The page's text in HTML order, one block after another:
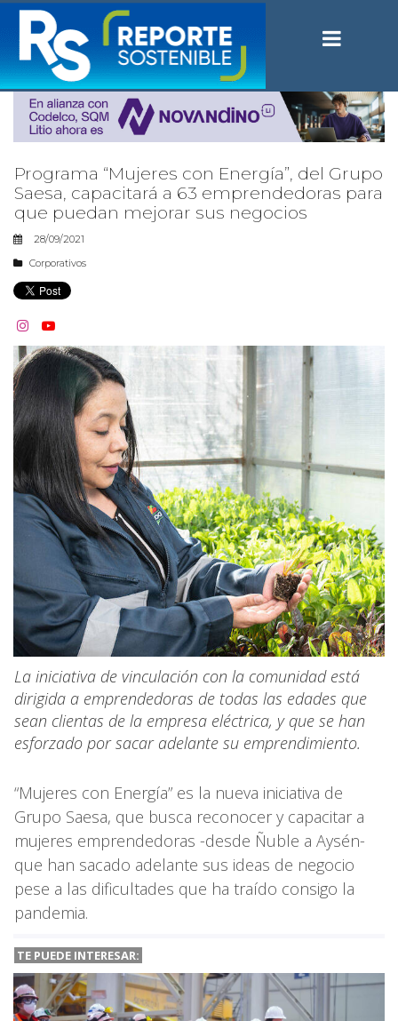
Programa “Mujeres con Energía”, del Grupo
Saesa, capacitará a 63 emprendedoras para
que puedan mejorar sus negocios
28/09/2021
Corporativos
 
La iniciativa de vinculación con la comunidad está
dirigida a emprendedoras de todas las edades que
sean clientas de la empresa eléctrica, y que se han
esforzado por sacar adelante su emprendimiento.
“Mujeres con Energía” es la nueva iniciativa de
Grupo Saesa, que busca reconocer y capacitar a
mujeres emprendedoras -desde Ñuble a Aysén-
que han sacado adelante sus ideas de negocio
pese a las dificultades que ha traído consigo la
pandemia.
TE PUEDE INTERESAR: